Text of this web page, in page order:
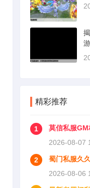
精彩推荐
1
莫信私服
2026-08-07
2
蜀门私服久
2026-08-06